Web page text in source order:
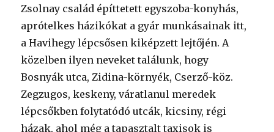
Zsolnay család építtetett egyszoba-konyhás,
aprótelkes házikókat a gyár munkásainak itt,
a Havihegy lépcsősen kiképzett lejtőjén. A
közelben ilyen neveket találunk, hogy
Bosnyák utca, Zidina-környék, Cserző-köz.
Zegzugos, keskeny, váratlanul meredek
lépcsőkben folytatódó utcák, kicsiny, régi
házak, ahol még a tapasztalt taxisok is